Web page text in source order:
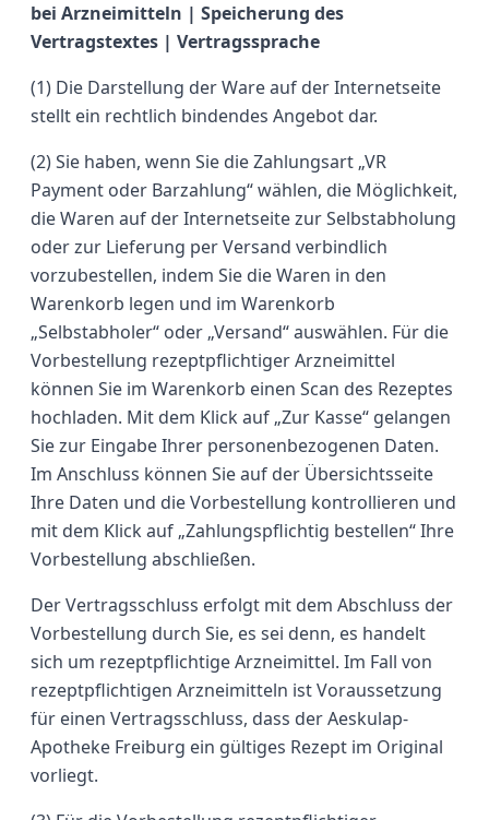
bei Arzneimitteln | Speicherung des
Vertragstextes | Vertragssprache
(1) Die Darstellung der Ware auf der Internetseite
stellt ein rechtlich bindendes Angebot dar.
(2) Sie haben, wenn Sie die Zahlungsart „VR
Payment oder Barzahlung“ wählen, die Möglichkeit,
die Waren auf der Internetseite zur Selbstabholung
oder zur Lieferung per Versand verbindlich
vorzubestellen, indem Sie die Waren in den
Warenkorb legen und im Warenkorb
„Selbstabholer“ oder „Versand“ auswählen. Für die
Vorbestellung rezeptpflichtiger Arzneimittel
können Sie im Warenkorb einen Scan des Rezeptes
hochladen. Mit dem Klick auf „Zur Kasse“ gelangen
Sie zur Eingabe Ihrer personenbezogenen Daten.
Im Anschluss können Sie auf der Übersichtsseite
Ihre Daten und die Vorbestellung kontrollieren und
mit dem Klick auf „Zahlungspflichtig bestellen“ Ihre
Vorbestellung abschließen.
Der Vertragsschluss erfolgt mit dem Abschluss der
Vorbestellung durch Sie, es sei denn, es handelt
sich um rezeptpflichtige Arzneimittel. Im Fall von
rezeptpflichtigen Arzneimitteln ist Voraussetzung
für einen Vertragsschluss, dass der Aeskulap-
Apotheke Freiburg ein gültiges Rezept im Original
vorliegt.